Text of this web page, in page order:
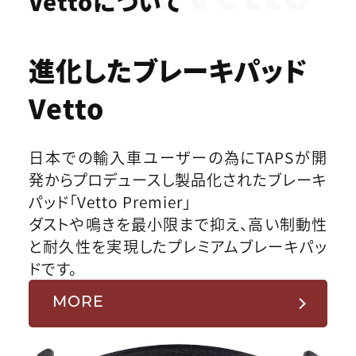
進化したブレーキパッド
Vetto
日本での輸入車ユーザーの為にTAPSが開
発からプロデュースし製品化されたブレーキ
パッド「Vetto Premier」
ダストや鳴きを最小限まで抑え、高い制動性
と耐久性を実現したプレミアムブレーキパッ
ドです。
MORE